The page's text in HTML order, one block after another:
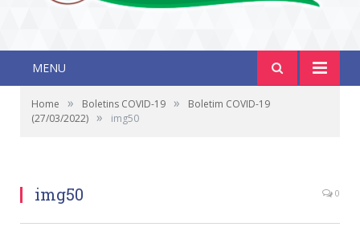
MENU
Home » Boletins COVID-19 »
Boletim COVID-19
(27/03/2022) » img50
img50 0